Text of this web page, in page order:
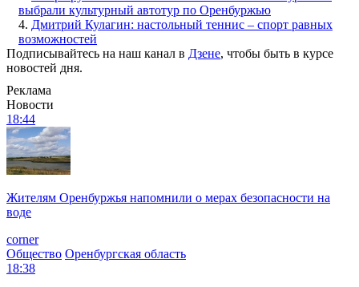
выбрали культурный автотур по Оренбуржью
4. Дмитрий Кулагин: настольный теннис – спорт равных
возможностей
Подписывайтесь на наш канал в Дзене, чтобы быть в курсе
новостей дня.
Реклама
Новости
18:44
Жителям Оренбуржья напомнили о мерах безопасности на
воде
corner
Общество Оренбургская область
18:38